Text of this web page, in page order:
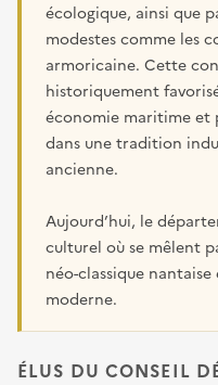
écologique, ainsi que
modestes comme les
armoricaine. Cette
historiquement
économie maritime et
dans une tradition
ancienne.
Aujourd’hui, le
culturel où se mêlent
néo-classique
moderne.
ÉLUS DU CONSEIL